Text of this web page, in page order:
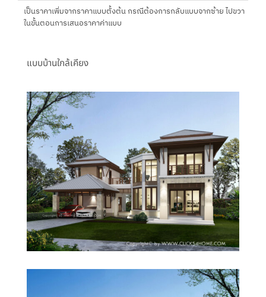
เป็นราคาเพิ่มจากราคาแบบตั้งต้น กรณีต้องการกลับแบบจากซ้าย ไปขวา
ในขั้นตอนการเสนอราคาค่าแบบ
แบบบ้านใกล้เคียง